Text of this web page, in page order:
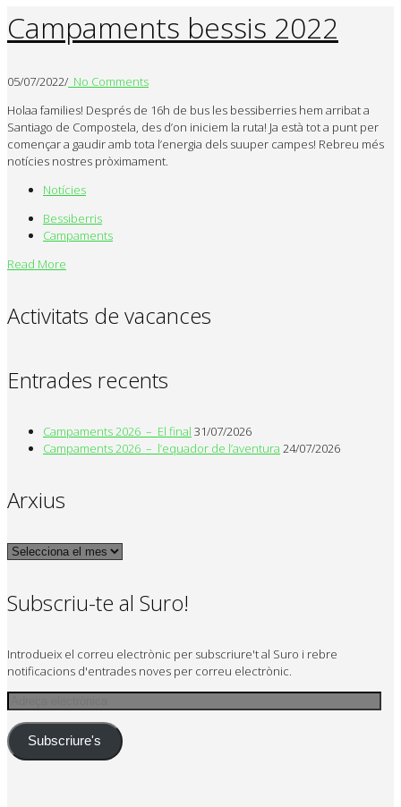
Campaments bessis 2022
05/07/2022/ No Comments
Holaa families! Després de 16h de bus les bessiberries hem arribat a
Santiago de Compostela, des d’on iniciem la ruta! Ja està tot a punt per
començar a gaudir amb tota l’energia dels suuper campes! Rebreu més
notícies nostres pròximament.
Notícies
Bessiberris
Campaments
Read More
Activitats de vacances
Entrades recents
Campaments 2026 – El final 31/07/2026
Campaments 2026 – l’equador de l’aventura 24/07/2026
Arxius
Arxius
Subscriu-te al Suro!
Introdueix el correu electrònic per subscriure't al Suro i rebre
notificacions d'entrades noves per correu electrònic.
Adreça
electrònica
Subscriure's